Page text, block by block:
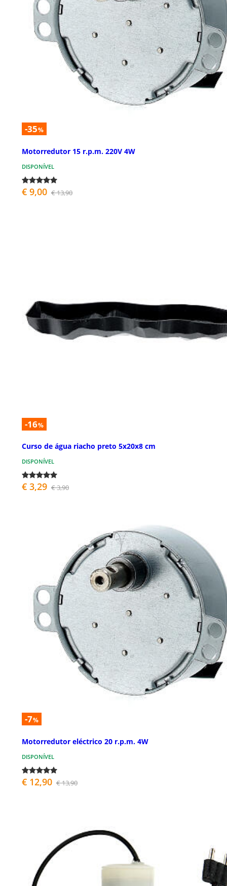
-35%
Motorredutor 15 r.p.m. 220V 4W
DISPONÍVEL
€ 9,00 € 13,90
-16%
Curso de água riacho preto 5x20x8 cm
DISPONÍVEL
€ 3,29 € 3,90
-7%
Motorredutor eléctrico 20 r.p.m. 4W
DISPONÍVEL
€ 12,90 € 13,90